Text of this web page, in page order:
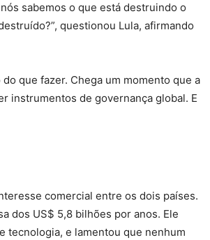
sabemos o que está destruindo o
questionou Lula, afirmando
que fazer. Chega um momento que a
instrumentos de governança global. E
comercial entre os dois países.
dos US$ 5,8 bilhões por anos. Ele
tecnologia, e lamentou que nenhum